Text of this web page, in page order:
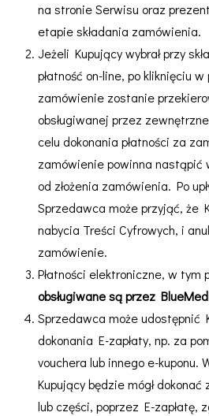
na stronie Serwisu oraz
etapie składania zamówienia.
Jeżeli Kupujący wybrał przy
płatność on-line, po kliknięciu
zamówienie zostanie
obsługiwanej przez
celu dokonania płatności za
zamówienie powinna
od złożenia zamówienia. Po
Sprzedawca może przyjąć, że
nabycia Treści Cyfrowych, i
zamówienie.
Płatności elektroniczne, w tym
obsługiwane są przez
Sprzedawca może udostępnić
dokonania E-zapłaty, np. za
vouchera lub innego e-kuponu.
Kupujący będzie mógł dokonać
lub części, poprzez E-zapłatę,